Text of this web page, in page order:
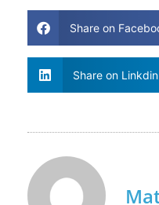
Share on
Share on Linkdin